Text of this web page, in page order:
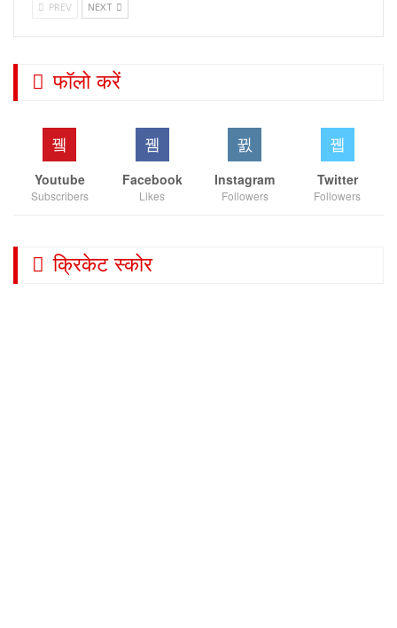
PREV NEXT
फॉलो करें
Youtube
Subscribers
Facebook
Likes
Instagram
Followers
Twitter
Followers
क्रिकेट स्कोर